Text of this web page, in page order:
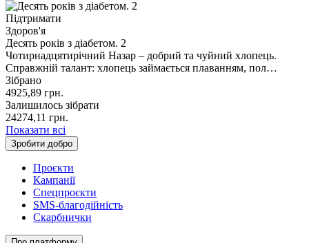
Підтримати
Здоров'я
Десять років з діабетом. 2
Чотирнадцятирічний Назар – добрий та чуйний хлопець.
Справжній талант: хлопець займається плаванням, пол…
Зібрано
4925,89 грн.
Залишилось зібрати
24274,11 грн.
Показати всі
Зробити добро
Проєкти
Кампанії
Спецпроєкти
SMS-благодійність
Скарбнички